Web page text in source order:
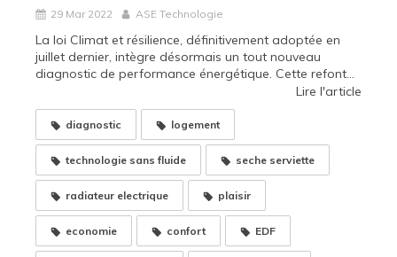
29 Mar 2022 ASE Technologie
La loi Climat et résilience, définitivement adoptée en
juillet dernier, intègre désormais un tout nouveau
diagnostic de performance énergétique. Cette refont...
Lire l'article
diagnostic logement
technologie sans fluide seche serviette
radiateur electrique plaisir
economie confort EDF